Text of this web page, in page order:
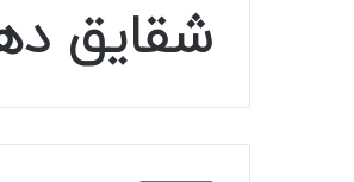
شقایق